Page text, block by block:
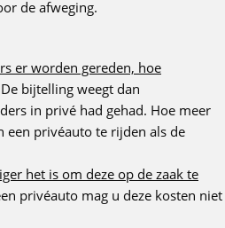
de afweging.
er worden gereden, hoe
bijtelling weegt dan
in privé had gehad. Hoe meer
privéauto te rijden als de
het is om deze op de zaak te
privéauto mag u deze kosten niet